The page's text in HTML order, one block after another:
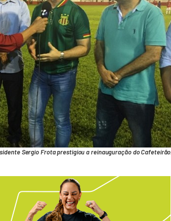
Sergio Frota prestigiou a reinauguração do Cafeteirão.